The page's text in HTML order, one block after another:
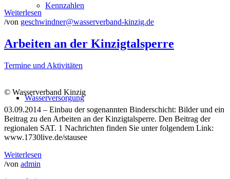
Kennzahlen
Wasserversorgung
Weiterlesen
/von geschwindner@wasserverband-kinzig.de
Arbeiten an der Kinzigtalsperre
Termine und Aktivitäten
© Wasserverband Kinzig
03.09.2014 – Einbau der sogenannten Binderschicht: Bilder und ein
Beitrag zu den Arbeiten an der Kinzigtalsperre. Den Beitrag der
regionalen SAT. 1 Nachrichten finden Sie unter folgendem Link:
www.1730live.de/stausee
Weiterlesen
/von admin